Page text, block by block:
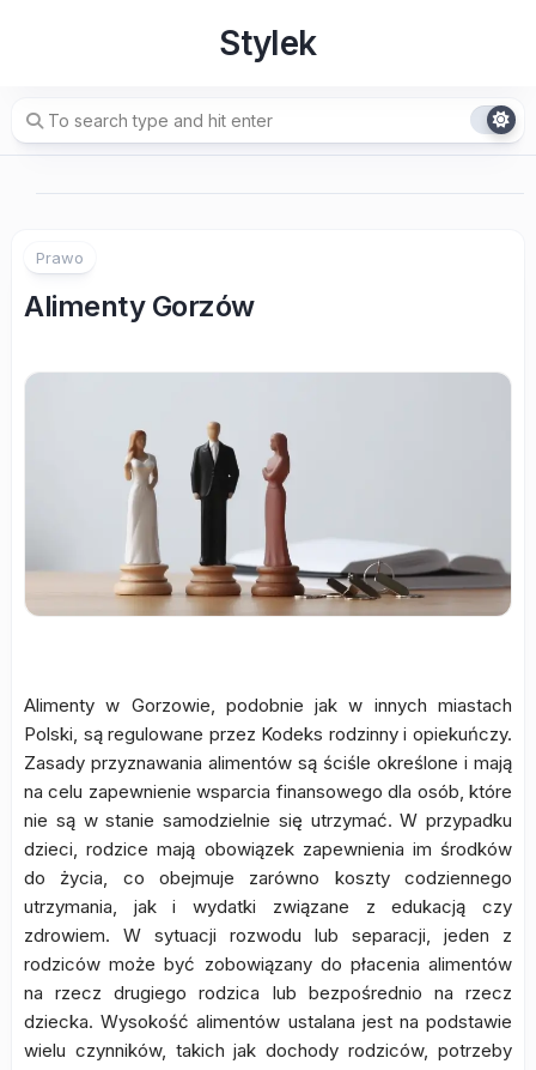
Stylek
Prawo
Alimenty Gorzów
Alimenty w Gorzowie, podobnie jak w innych miastach
Polski, są regulowane przez Kodeks rodzinny i opiekuńczy.
Zasady przyznawania alimentów są ściśle określone i mają
na celu zapewnienie wsparcia finansowego dla osób, które
nie są w stanie samodzielnie się utrzymać. W przypadku
dzieci, rodzice mają obowiązek zapewnienia im środków
do życia, co obejmuje zarówno koszty codziennego
utrzymania, jak i wydatki związane z edukacją czy
zdrowiem. W sytuacji rozwodu lub separacji, jeden z
rodziców może być zobowiązany do płacenia alimentów
na rzecz drugiego rodzica lub bezpośrednio na rzecz
dziecka. Wysokość alimentów ustalana jest na podstawie
wielu czynników, takich jak dochody rodziców, potrzeby